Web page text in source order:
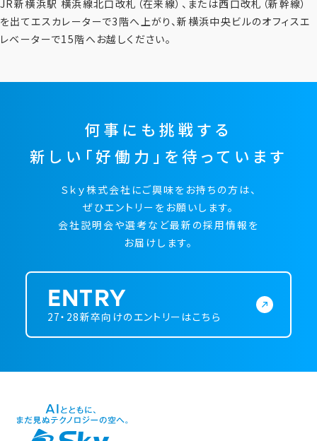
JR新横浜駅 横浜線北口改札（在来線）、または西口改札（新幹線）
を出てエスカレーターで3階へ上がり、新横浜中央ビルのオフィスエ
レベーターで15階へお越しください。
何事にも挑戦する
新しい「好働力」を待っています
Ｓｋｙ株式会社にご興味をお持ちの方は、
ぜひエントリーをお願いします。
会社説明会や選考など最新の採用情報を
お届けします。
ENTRY
27・28新卒向けのエントリーはこちら